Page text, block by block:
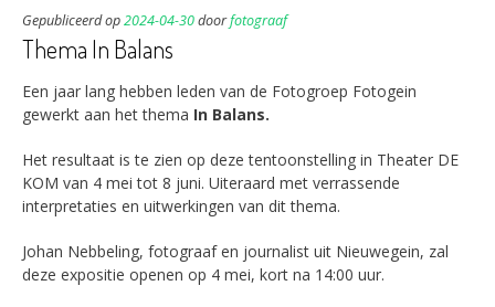
Gepubliceerd op2024-04-30doorfotograaf
Thema In Balans
Een jaar lang hebben leden van de Fotogroep Fotogein
gewerkt aan het thema In Balans.
Het resultaat is te zien op deze tentoonstelling in Theater DE
KOM van 4 mei tot 8 juni. Uiteraard met verrassende
interpretaties en uitwerkingen van dit thema.
Johan Nebbeling, fotograaf en journalist uit Nieuwegein, zal
deze expositie openen op 4 mei, kort na 14:00 uur.